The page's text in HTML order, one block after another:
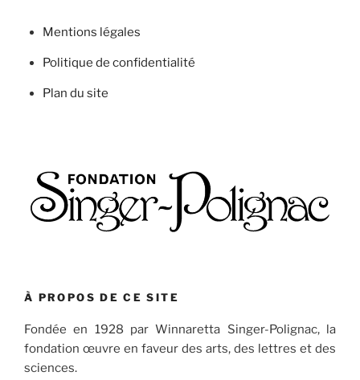
Mentions légales
Politique de confidentialité
Plan du site
À PROPOS DE CE SITE
Fondée en 1928 par Winnaretta Singer-Polignac, la
fondation œuvre en faveur des arts, des lettres et des
sciences.